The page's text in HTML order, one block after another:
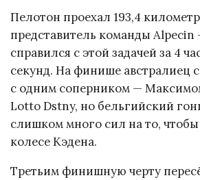
Пелотон проехал 193,4
представитель команды
справился с этой задачей за 4
секунд. На финише австралиец
с одним соперником —
Lotto Dstny, но бельгийский
слишком много сил на то,
колесе Кэдена.
Третьим финишную черту